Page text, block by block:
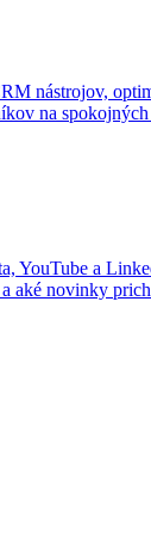
nástrojov,
na
YouTube a
aké novinky